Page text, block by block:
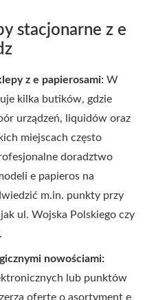
stacjonarne z e
z e papierosami: W
kilka butików, gdzie
urządzeń, liquidów oraz
miejscach często
doradztwo
e papieros na
m.in. punkty przy
ul. Wojska Polskiego czy
nowościami:
lub punktów
ofertę o asortyment e